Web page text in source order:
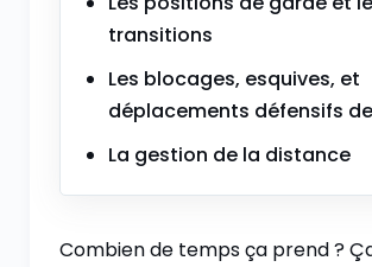
transitions
Les blocages, esquives, et
déplacements défensifs
La gestion de la distance
Combien de temps ça prend ?